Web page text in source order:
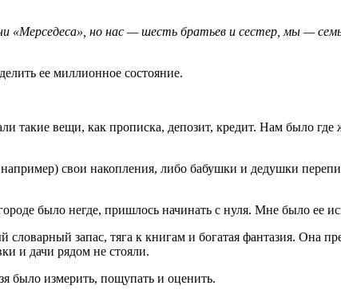
но нас — шесть братьев и сестер, мы —
ее миллионное состояние.
вещи, как прописка, депозит, кредит. Нам было где
свои накопления, либо бабушки и дедушки
было негде, пришлось начинать с нуля. Мне было ее
запас, тяга к книгам и богатая фантазия. Она
и дачи рядом не стояли.
было измерить, пощупать и оценить.